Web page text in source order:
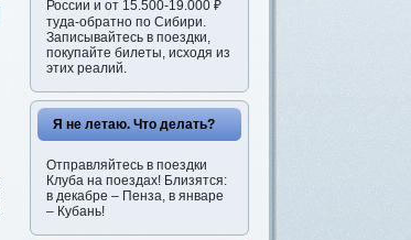
России и от 15.500-19.000 ₽
туда-обратно по Сибири.
Записывайтесь в поездки,
покупайте билеты, исходя из
этих реалий.
Я не летаю. Что делать?
Отправляйтесь в поездки
Клуба на поездах! Близятся:
в декабре – Пенза, в январе
– Кубань!